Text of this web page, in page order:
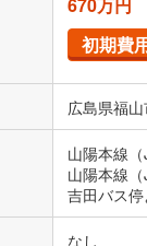
初期費
広島県福
山陽本線
山陽本線
吉田バス
なし